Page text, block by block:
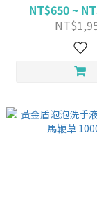
NT$650 ~